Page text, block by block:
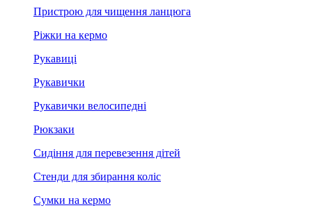
Пристрою для чищення ланцюга
Ріжки на кермо
Рукавиці
Рукавички
Рукавички велосипедні
Рюкзаки
Сидіння для перевезення дітей
Стенди для збирання коліс
Сумки на кермо